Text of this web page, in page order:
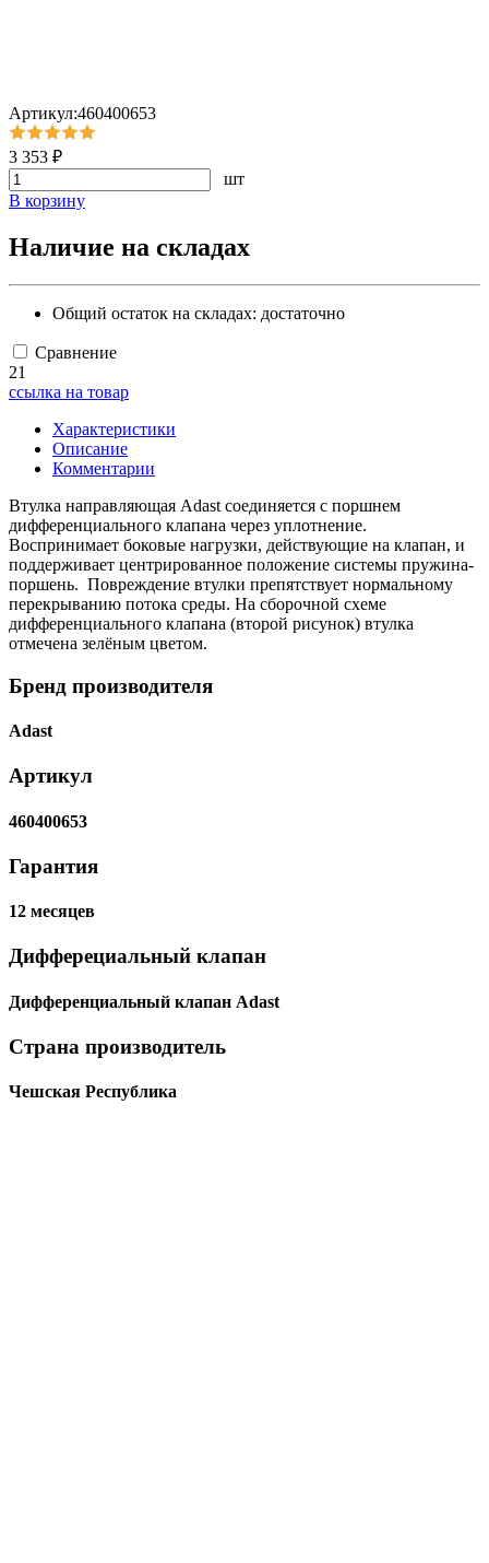
Артикул:460400653
3 353 ₽
шт
В корзину
Наличие на складах
Общий остаток на складах: достаточно
Сравнение
21
ссылка на товар
Характеристики
Описание
Комментарии
Втулка направляющая Adast cоединяется с поршнем
дифференциального клапана через уплотнение.
Воспринимает боковые нагрузки, действующие на клапан, и
поддерживает центрированное положение системы пружина-
поршень. Повреждение втулки препятствует нормальному
перекрыванию потока среды. На сборочной схеме
дифференциального клапана (второй рисунок) втулка
отмечена зелёным цветом.
Бренд производителя
Adast
Артикул
460400653
Гарантия
12 месяцев
Дифферециальный клапан
Дифференциальный клапан Adast
Страна производитель
Чешская Республика